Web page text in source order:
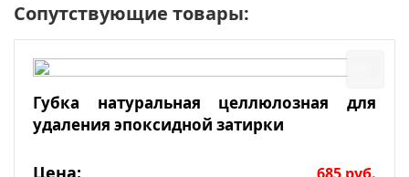
Сопутствующие товары:
Губка натуральная целлюлозная для
удаления эпоксидной затирки
Цена: